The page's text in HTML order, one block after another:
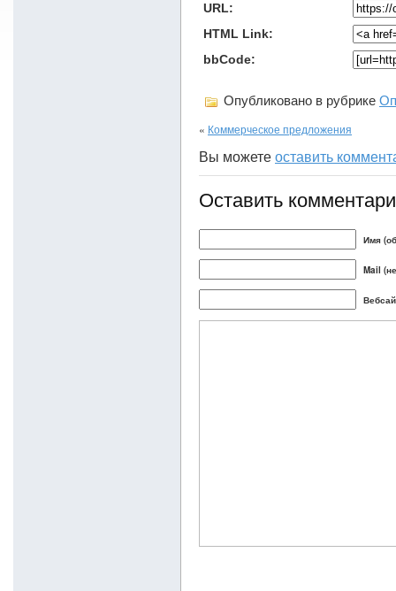
URL:
HTML Link:
bbCode:
Опубликовано в рубрике
« Коммерческое предложения
Вы можетеоставить
Оставить
Имя
Mail